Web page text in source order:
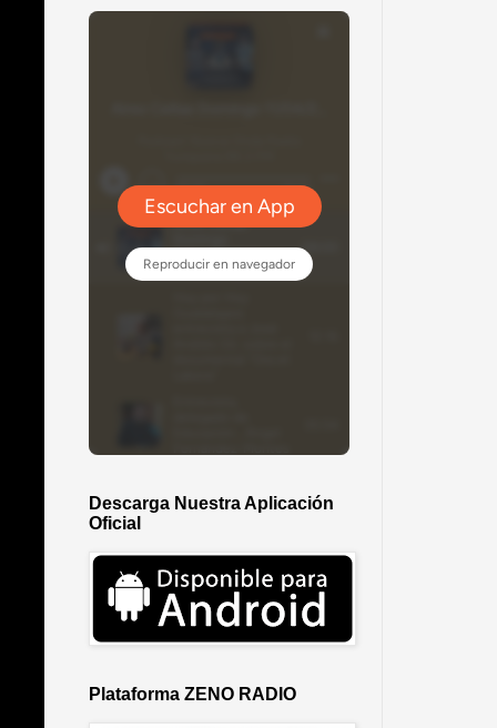
Descarga Nuestra Aplicación
Oficial
Plataforma ZENO RADIO